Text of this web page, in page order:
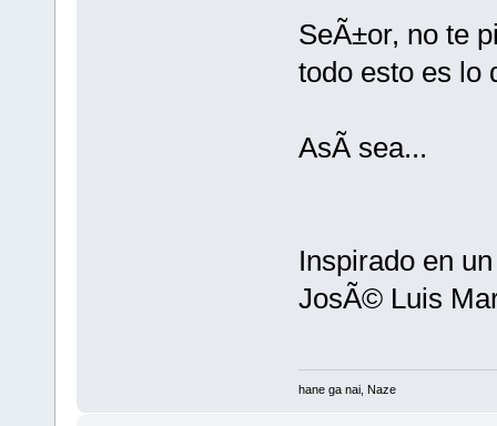
SeÃ±or, no te
todo esto es lo
AsÃ­ sea...
Inspirado en
JosÃ© Luis
hane ga nai, Naze